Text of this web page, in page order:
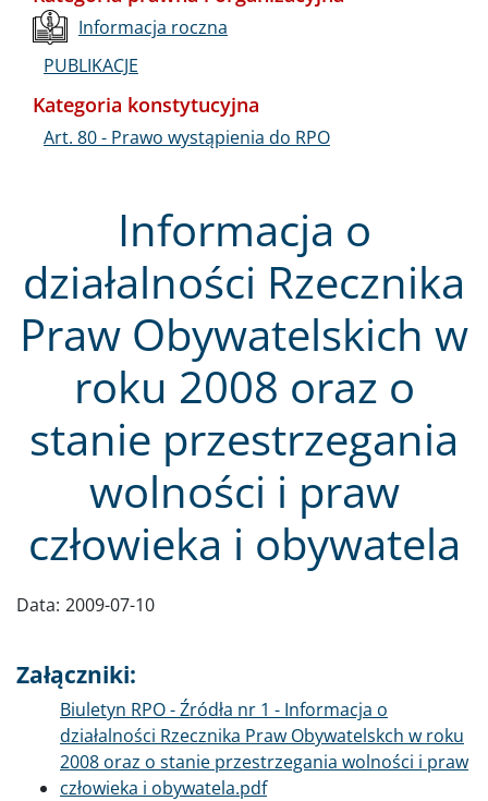
Informacja o
działalności Rzecznika
Praw Obywatelskich w
roku 2008 oraz o
stanie przestrzegania
wolności i praw
człowieka i obywatela
Data: 2009-07-10
Załączniki:
Dokument
Biuletyn RPO - Źródła nr 1 - Informacja o
działalności Rzecznika Praw Obywatelskch w roku
2008 oraz o stanie przestrzegania wolności i praw
człowieka i obywatela.pdf
Informacja roczna
PUBLIKACJE
Kategoria konstytucyjna
Art. 80 - Prawo wystąpienia do RPO